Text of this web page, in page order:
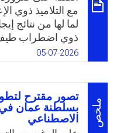
بأيدٍ وطنية تجيد
المستقبل.
مع التلاميذ ذوي
لما لها من نتائج
ذوي اضطراب طيف
الطلاب بالتعلم،
الإيجابي للتقنية
الاجتماعي،
بالذات لدى ذوي
جاءت هذه
الأجهزة الذكية
05-07-2026
ملخص
تصور مقترح
بسلطنة عمان
الاصطناعي